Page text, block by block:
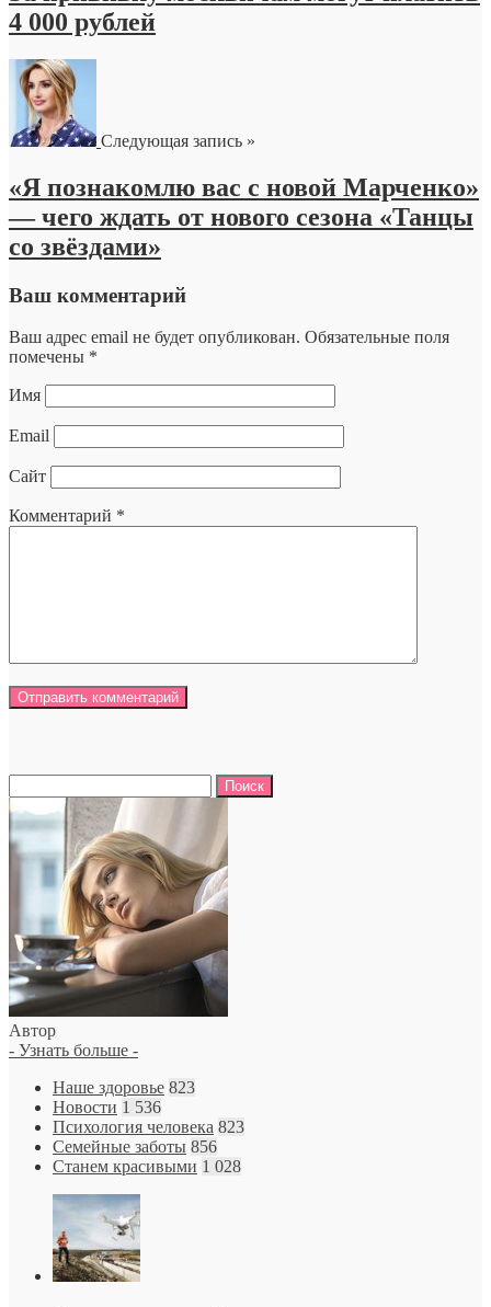
4 000 рублей
Следующая запись »
«Я познакомлю вас с новой Марченко»
― чего ждать от нового сезона «Танцы
со звёздами»
Ваш комментарий
Ваш адрес email не будет опубликован. Обязательные поля
помечены *
Имя
Email
Сайт
Комментарий *
Автор
- Узнать больше -
Наше здоровье 823
Новости 1 536
Психология человека 823
Семейные заботы 856
Станем красивыми 1 028